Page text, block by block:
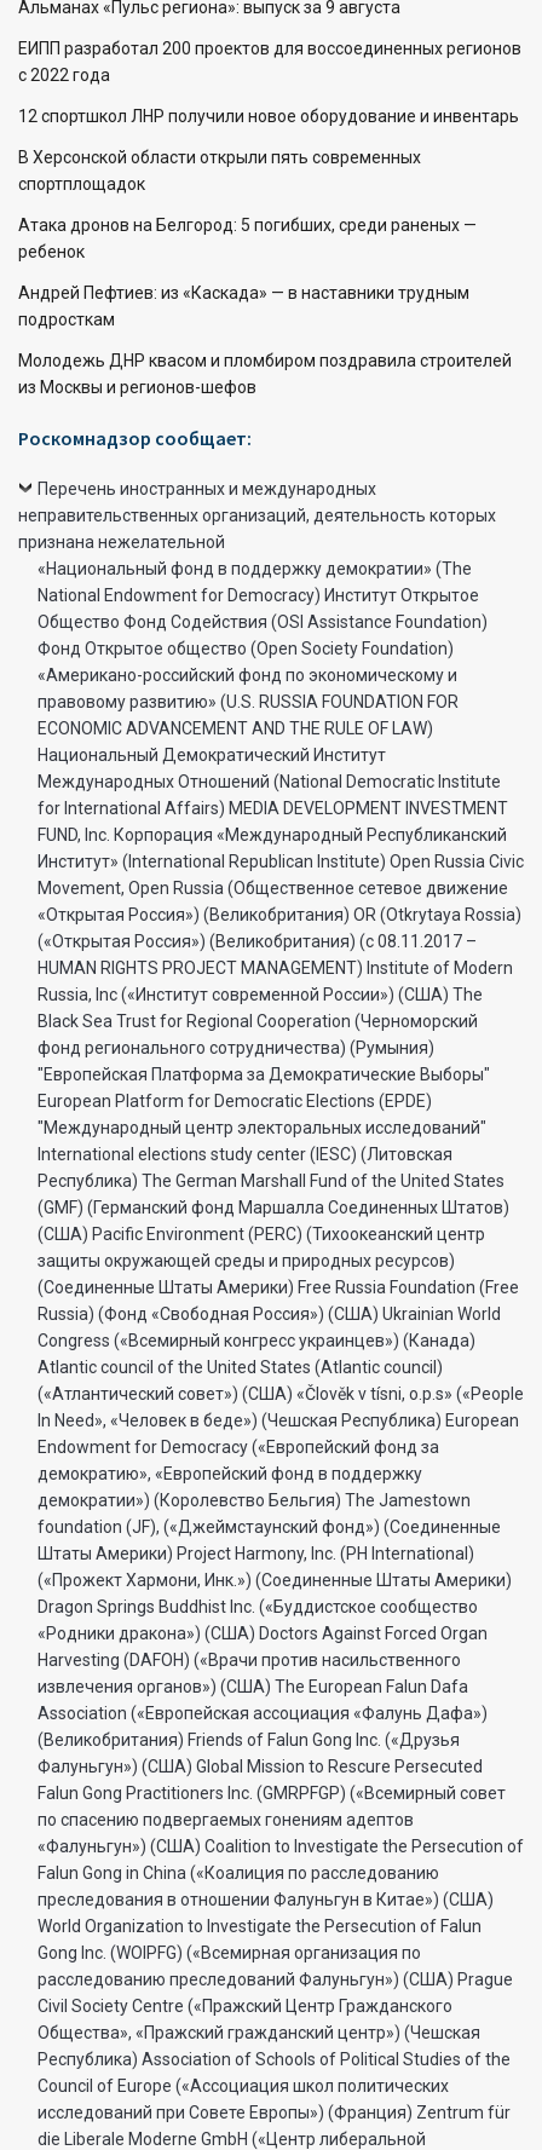
Альманах «Пульс региона»: выпуск за 9 августа
ЕИПП разработал 200 проектов для воссоединенных регионов
с 2022 года
12 спортшкол ЛНР получили новое оборудование и инвентарь
В Херсонской области открыли пять современных
спортплощадок
Атака дронов на Белгород: 5 погибших, среди раненых —
ребенок
Андрей Пефтиев: из «Каскада» — в наставники трудным
подросткам
Молодежь ДНР квасом и пломбиром поздравила строителей
из Москвы и регионов-шефов
Роскомнадзор сообщает:
Перечень иностранных и международных
неправительственных организаций, деятельность которых
признана нежелательной
«Национальный фонд в поддержку демократии» (The
National Endowment for Democracy) Институт Открытое
Общество Фонд Содействия (OSI Assistance Foundation)
Фонд Открытое общество (Open Society Foundation)
«Американо-российский фонд по экономическому и
правовому развитию» (U.S. RUSSIA FOUNDATION FOR
ECONOMIC ADVANCEMENT AND THE RULE OF LAW)
Национальный Демократический Институт
Международных Отношений (National Democratic Institute
for International Affairs) MEDIA DEVELOPMENT INVESTMENT
FUND, Inc. Корпорация «Международный Республиканский
Институт» (International Republican Institute) Open Russia Civic
Movement, Open Russia (Общественное сетевое движение
«Открытая Россия») (Великобритания) OR (Otkrytaya Rossia)
(«Открытая Россия») (Великобритания) (с 08.11.2017 –
HUMAN RIGHTS PROJECT MANAGEMENT) Institute of Modern
Russia, Inc («Институт современной России») (США) The
Black Sea Trust for Regional Cooperation (Черноморский
фонд регионального сотрудничества) (Румыния)
"Европейская Платформа за Демократические Выборы"
European Platform for Democratic Elections (EPDE)
"Международный центр электоральных исследований"
International elections study center (IESC) (Литовская
Республика) The German Marshall Fund of the United States
(GMF) (Германский фонд Маршалла Соединенных Штатов)
(США) Pacific Environment (PERC) (Тихоокеанский центр
защиты окружающей среды и природных ресурсов)
(Соединенные Штаты Америки) Free Russia Foundation (Free
Russia) (Фонд «Свободная Россия») (США) Ukrainian World
Congress («Всемирный конгресс украинцев») (Канада)
Atlantic council of the United States (Atlantic council)
(«Атлантический совет») (США) «Člověk v tísni, o.p.s» («People
In Need», «Человек в беде») (Чешская Республика) European
Endowment for Democracy («Европейский фонд за
демократию», «Европейский фонд в поддержку
демократии») (Королевство Бельгия) The Jamestown
foundation (JF), («Джеймстаунский фонд») (Соединенные
Штаты Америки) Project Harmony, Inc. (PH International)
(«Прожект Хармони, Инк.») (Соединенные Штаты Америки)
Dragon Springs Buddhist Inc. («Буддистское сообщество
«Родники дракона») (США) Doctors Against Forced Organ
Harvesting (DAFOH) («Врачи против насильственного
извлечения органов») (США) The European Falun Dafa
Association («Европейская ассоциация «Фалунь Дафа»)
(Великобритания) Friends of Falun Gong Inc. («Друзья
Фалуньгун») (США) Global Mission to Rescure Persecuted
Falun Gong Practitioners Inc. (GMRPFGP) («Всемирный совет
по спасению подвергаемых гонениям адептов
«Фалуньгун») (США) Coalition to Investigate the Persecution of
Falun Gong in China («Коалиция по расследованию
преследования в отношении Фалуньгун в Китае») (США)
World Organization to Investigate the Persecution of Falun
Gong Inc. (WOIPFG) («Всемирная организация по
расследованию преследований Фалуньгун») (США) Prague
Civil Society Centre («Пражский Центр Гражданского
Общества», «Пражский гражданский центр») (Чешская
Республика) Association of Schools of Political Studies of the
Council of Europe («Ассоциация школ политических
исследований при Совете Европы») (Франция) Zentrum für
die Liberale Moderne GmbH («Центр либеральной